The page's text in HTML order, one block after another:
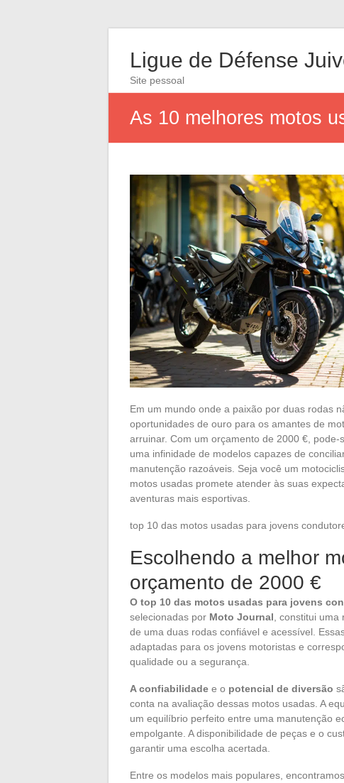
Ligue de Défense
Site pessoal
As 10 melhores motos
Em um mundo onde a paixão por duas rodas
oportunidades de ouro para os amantes de
arruinar. Com um orçamento de 2000 €,
uma infinidade de modelos capazes de
manutenção razoáveis. Seja você um
motos usadas promete atender às suas
aventuras mais esportivas.
top 10 das motos usadas para jovens
Escolhendo a melhor
orçamento de 2000 €
O top 10 das motos usadas para jovens
selecionadas por Moto Journal , constitui
de uma duas rodas confiável e acessível.
adaptadas para os jovens motoristas e
qualidade ou a segurança.
A confiabilidade e o potencial de diversão
conta na avaliação dessas motos usadas. A
um equilíbrio perfeito entre uma manutenção
empolgante. A disponibilidade de peças e o
garantir uma escolha acertada.
Entre os modelos mais populares,